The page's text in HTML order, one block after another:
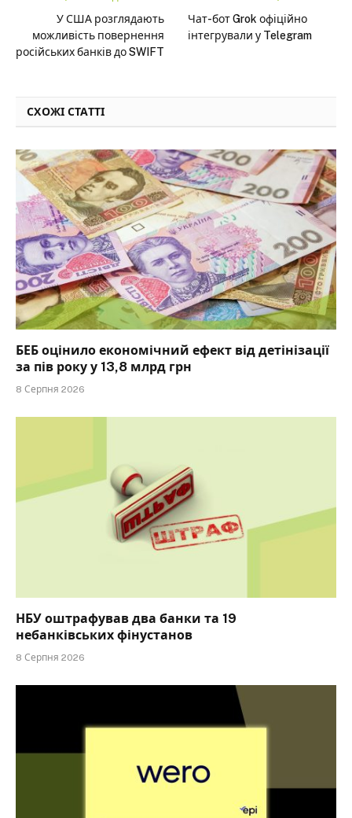
У США розглядають
можливість повернення
російських банків до SWIFT
Чат-бот Grok офіційно
інтегрували у Telegram
СХОЖІ СТАТТІ
БЕБ оцінило економічний ефект від детінізації
за пів року у 13,8 млрд грн
8 Серпня 2026
НБУ оштрафував два банки та 19
небанківських фінустанов
8 Серпня 2026